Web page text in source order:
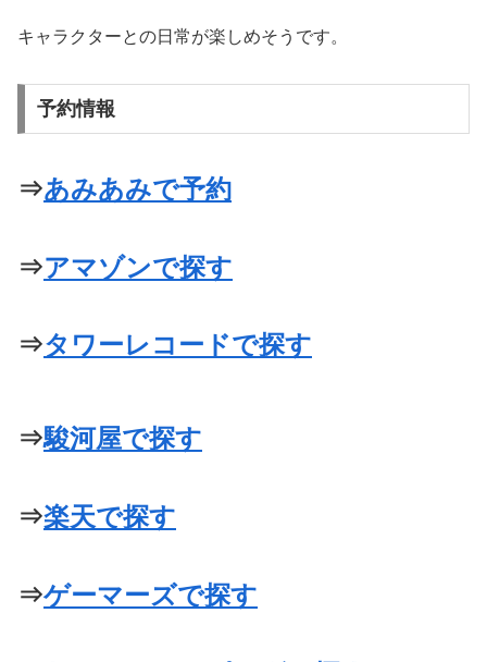
キャラクターとの日常が楽しめそうです。
予約情報
⇒あみあみで予約
⇒アマゾンで探す
⇒タワーレコードで探す
⇒駿河屋で探す
⇒楽天で探す
⇒ゲーマーズで探す